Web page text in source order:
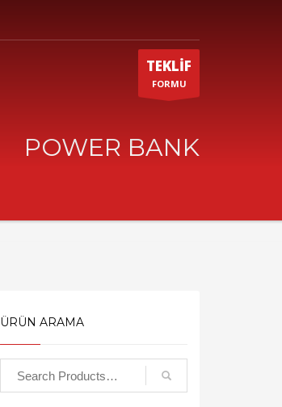
TEKLİF
FORMU
POWER BANK
ÜRÜN ARAMA